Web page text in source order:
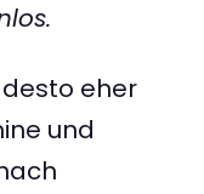
eher
und